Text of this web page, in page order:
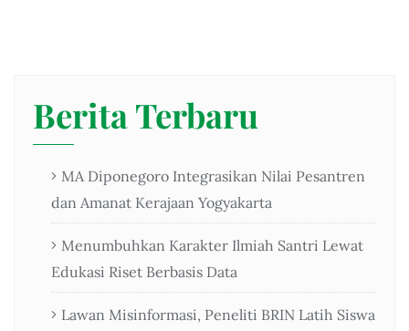
Berita Terbaru
MA Diponegoro Integrasikan Nilai Pesantren
dan Amanat Kerajaan Yogyakarta
Menumbuhkan Karakter Ilmiah Santri Lewat
Edukasi Riset Berbasis Data
Lawan Misinformasi, Peneliti BRIN Latih Siswa